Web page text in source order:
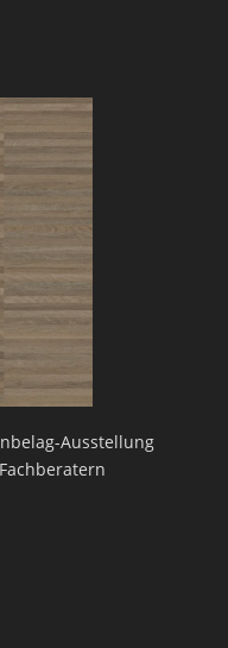
Ausstellung